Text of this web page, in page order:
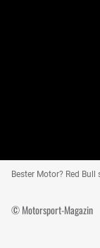
Bester Motor? Red
© Motorsport-Magazin